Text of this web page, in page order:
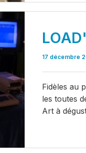
17 décembre
Fidèles au
les toutes
Art à